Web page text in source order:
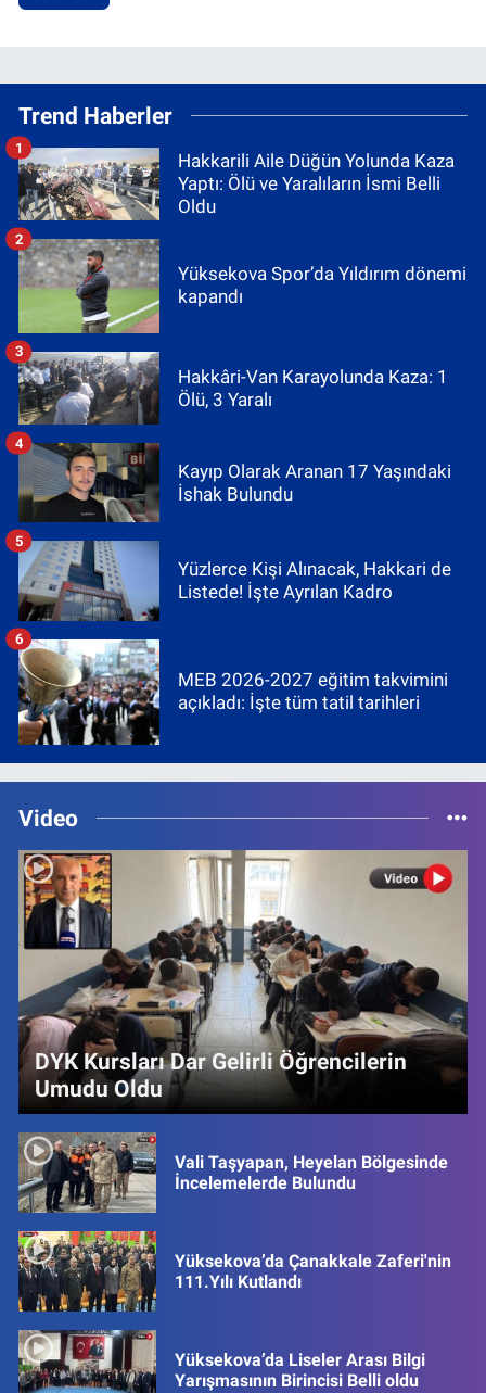
Trend Haberler
Hakkarili Aile Düğün Yolunda Kaza
Yaptı: Ölü ve Yaralıların İsmi Belli
Oldu
1
Yüksekova Spor’da Yıldırım dönemi
kapandı
2
Hakkâri-Van Karayolunda Kaza: 1
Ölü, 3 Yaralı
3
Kayıp Olarak Aranan 17 Yaşındaki
İshak Bulundu
4
Yüzlerce Kişi Alınacak, Hakkari de
Listede! İşte Ayrılan Kadro
5
MEB 2026-2027 eğitim takvimini
açıkladı: İşte tüm tatil tarihleri
6
Video
DYK Kursları Dar Gelirli Öğrencilerin
Umudu Oldu
Vali Taşyapan, Heyelan Bölgesinde
İncelemelerde Bulundu
Yüksekova’da Çanakkale Zaferi'nin
111.Yılı Kutlandı
Yüksekova’da Liseler Arası Bilgi
Yarışmasının Birincisi Belli oldu